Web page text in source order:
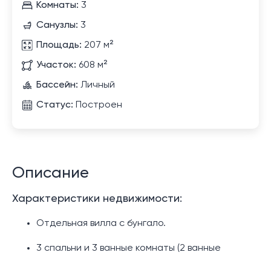
Комнаты: 3
Санузлы: 3
Площадь: 207 м²
Участок: 608 м²
Бассейн: Личный
Статус: Построен
Описание
Характеристики недвижимости:
Отдельная вилла с бунгало.
3 спальни и 3 ванные комнаты (2 ванные